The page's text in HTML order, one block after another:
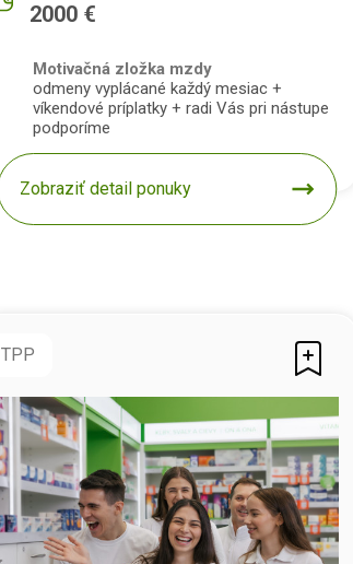
2000 €
Motivačná zložka mzdy
odmeny vyplácané každý mesiac +
víkendové príplatky + radi Vás pri nástupe
podporíme
Zobraziť detail ponuky
TPP